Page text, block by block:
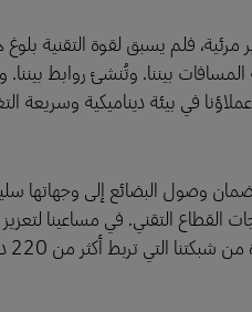
فلم يسبق لقوة التقنية
بيننا. وتُنشئ روابط
في بيئة ديناميكية وسريعة
وصول البضائع إلى وجهاتها
التقني. في مساعينا
من 220 دولة وإقليمًا على مستوى العالم.